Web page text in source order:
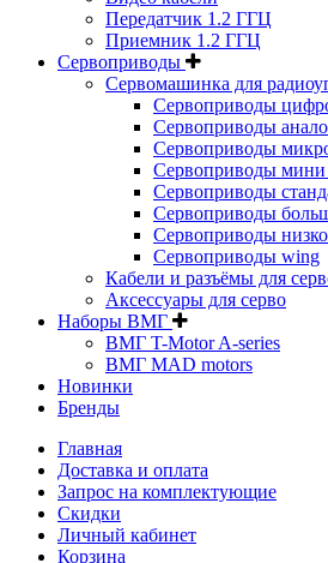
Передатчик 1.2 ГГЦ
Приемник 1.2 ГГЦ
Сервоприводы
Сервомашинка для
Сервоприводы
Сервоприводы
Сервоприводы
Сервоприводы
Сервоприводы
Сервоприводы
Сервоприводы
Сервоприводы wing
Кабели и разъёмы для
Аксессуары для серво
Наборы ВМГ
ВМГ T-Motor A-series
ВМГ MAD motors
Новинки
Бренды
Главная
Доставка и оплата
Запрос на комплектующие
Скидки
Личный кабинет
Корзина